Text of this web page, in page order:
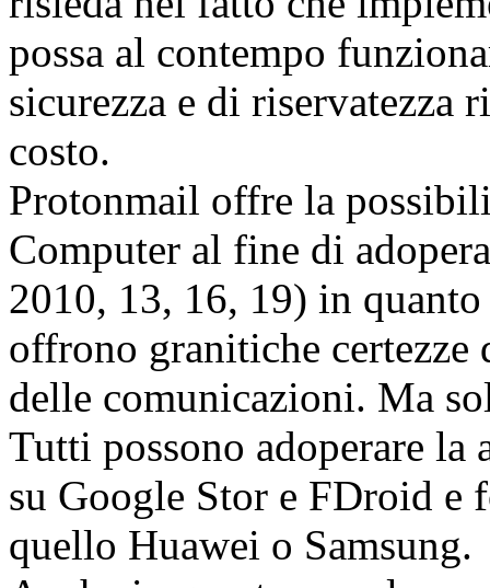
possa al contempo
sicurezza e di riservatezza
costo.
Protonmail offre la
Computer al fine di
2010, 13, 16, 19) in
offrono granitiche certezze
delle comunicazioni. Ma
Tutti possono adoperare
su Google Stor e FDroid e
quello Huawei o Samsung.